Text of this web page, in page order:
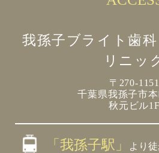
我孫子ブライト歯科
リニッ
〒270-1151
千葉県我孫子市
秋元ビル1F
「我孫子駅」 より